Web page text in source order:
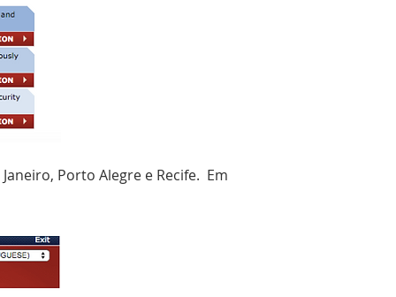
Porto Alegre e Recife. Em